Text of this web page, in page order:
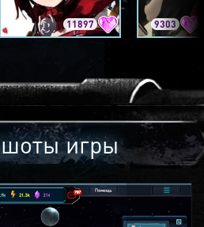
11897 9303
игры